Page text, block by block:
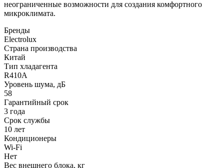
неограниченные возможности для создания комфортного
микроклимата.
Бренды
Electrolux
Страна производства
Китай
Тип хладагента
R410A
Уровень шума, дБ
58
Гарантийный срок
3 года
Срок службы
10 лет
Кондиционеры
Wi-Fi
Нет
Вес внешнего блока, кг